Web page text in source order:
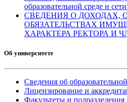
образовательной среде и
СВЕДЕНИЯ О ДОХОДАХ,
ОБЯЗАТЕЛЬСТВАХ
ХАРАКТЕРА РЕКТОРА И
Об университете
Сведения об
Лицензирование и
Факультеты и подразделения